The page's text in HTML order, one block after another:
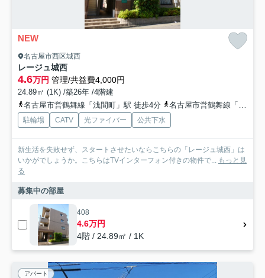
NEW
名古屋市西区城西
レージュ城西
4.6万円 管理/共益費4,000円
24.89㎡ (1K) /築26年 /4階建
名古屋市営鶴舞線「浅間町」駅 徒歩4分
名古屋市営鶴舞線「浄心」駅 徒歩11分
駐輪場 CATV 光ファイバー 公共下水
新生活を失敗せず、スタートさせたいならこちらの「レージュ城西」は
いかがでしょうか。こちらはTVインターフォン付きの物件で... もっと見
る
募集中の部屋
408
4.6万円
4階 / 24.89㎡ / 1K
アパート